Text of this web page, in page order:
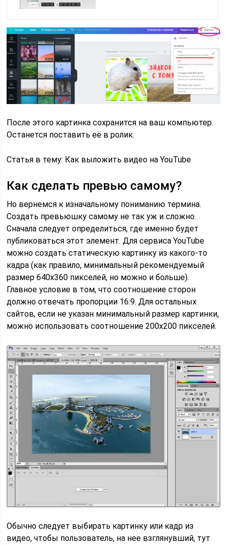
После этого картинка сохранится на ваш компьютер.
Останется поставить её в ролик.
Статья в тему: Как выложить видео на YouTube
Как сделать превью самому?
Но вернемся к изначальному пониманию термина.
Создать превьюшку самому не так уж и сложно.
Сначала следует определиться, где именно будет
публиковаться этот элемент. Для сервиса YouTube
можно создать статическую картинку из какого-то
кадра (как правило, минимальный рекомендуемый
размер 640х360 пикселей, но можно и больше).
Главное условие в том, что соотношение сторон
должно отвечать пропорции 16:9. Для остальных
сайтов, если не указан минимальный размер картинки,
можно использовать соотношение 200х200 пикселей.
Обычно следует выбирать картинку или кадр из
видео, чтобы пользователь, на нее взглянувший, тут